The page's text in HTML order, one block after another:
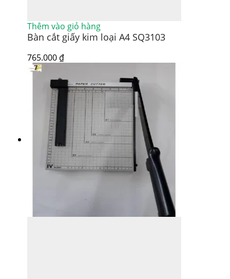
Thêm vào giỏ hàng
Bàn cắt giấy kim loại A4 SQ3103
765.000 ₫